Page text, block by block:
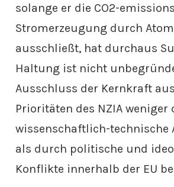
solange er die CO2-
Stromerzeugung durch
ausschließt, hat durchaus
Haltung ist nicht
Ausschluss der Kernkraft
Prioritäten des NZIA weniger
wissenschaftlich-technische
als durch politische und
Konflikte innerhalb der EU